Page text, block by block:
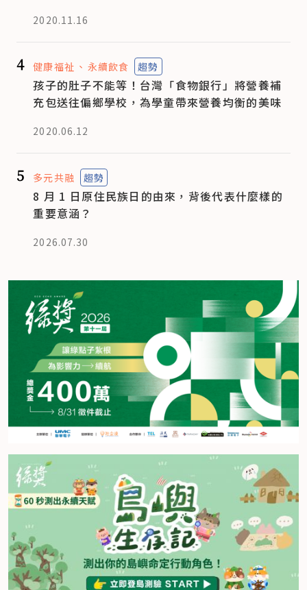
2020.11.16
4 健康福祉 永續飲食 趨勢
孩子的肚子不能等！台灣「食物銀行」將營養補
充包送往偏鄉學校，為學童帶來營養均衡的美味
2020.06.12
5 多元共融 趨勢
8 月 1 日原住民族日的由來，背後代表什麼樣的
重要意涵？
2026.07.30